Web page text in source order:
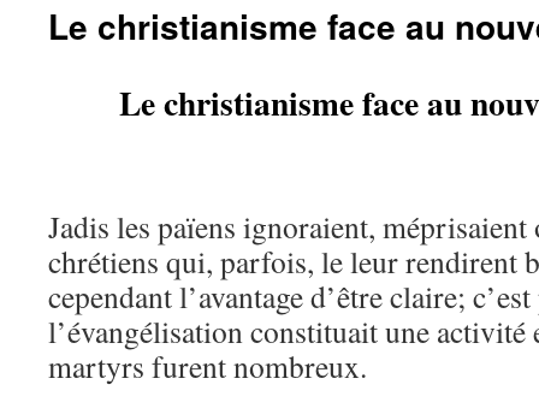
Le christianisme face au
Le christianisme face au
Jadis les païens ignoraient, méprisaient
chrétiens qui, parfois, le leur rendirent
cependant l’avantage d’être claire;
l’évangélisation constituait une activité
martyrs furent nombreux.